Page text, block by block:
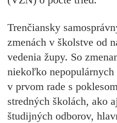
Trenčiansky
zmenách v školstve od
vedenia župy. So
niekoľko
v prvom rade s
stredných školách, ako
študijných odborov,